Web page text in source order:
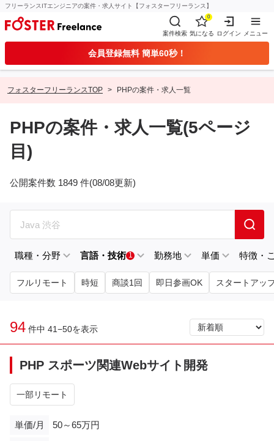
フリーランスITエンジニアの案件・求人サイト【フォスターフリーランス】
案件検索
0
気になる ログイン メニュー
会員登録無料 簡単60秒！
フォスターフリーランスTOP PHPの案件・求人一覧
PHPの案件・求人一覧(5ページ
目)
公開案件数 1849 件(08/08更新)
職種・分野 言語・技術 1 勤務地 単価 特徴・
フルリモート 時短 商談1回 即日参画OK スタートアッ
94 件中 41−50を表示
PHP スポーツ関連Webサイト開発
一部リモート
単価/月 50～65万円